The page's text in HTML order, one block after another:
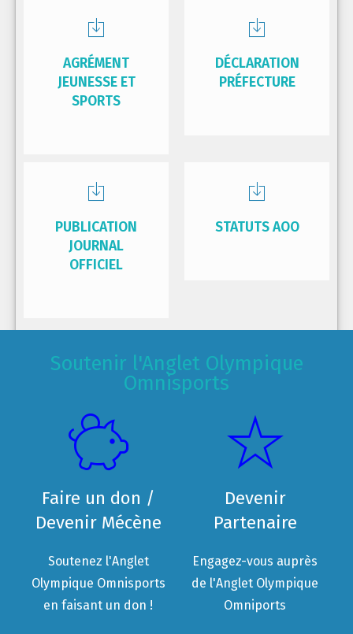
AGRÉMENT
JEUNESSE ET
SPORTS
DÉCLARATION
PRÉFECTURE
PUBLICATION
JOURNAL
OFFICIEL
STATUTS AOO
Soutenir l'Anglet Olympique
Omnisports
Faire un don /
Devenir Mécène
Soutenez l'Anglet
Olympique Omnisports
en faisant un don !
Devenir
Partenaire
Engagez-vous auprès
de l'Anglet Olympique
Omniports